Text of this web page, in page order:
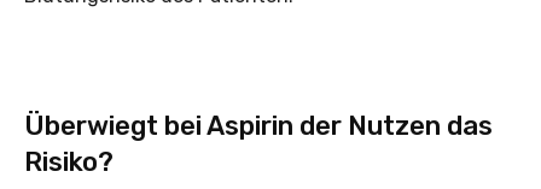
Überwiegt bei Aspirin der Nutzen das
Risiko?